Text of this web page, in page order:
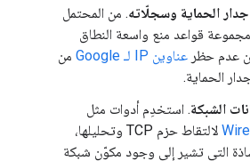
الحماية وسجلّاته. من المحتمل
قواعد منع واسعة النطاق
عدم حظر عناوين IP لـ Google
من
الحماية.
الشبكة. استخدِم أدوات مثل
لالتقاط حزم TCP وتحليلها،
التي تشير إلى وجود مكوّن شبكة